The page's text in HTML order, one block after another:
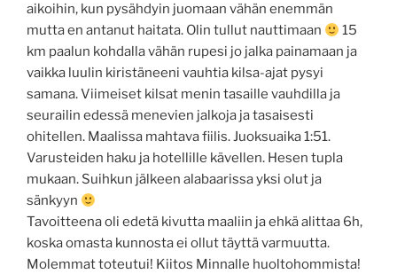
aikoihin, kun pysähdyin juomaan vähän enemmän
mutta en antanut haitata. Olin tullut nauttimaan
15
km paalun kohdalla vähän rupesi jo jalka painamaan ja
vaikka luulin kiristäneeni vauhtia kilsa-ajat pysyi
samana. Viimeiset kilsat menin tasaille vauhdilla ja
seurailin edessä menevien jalkoja ja tasaisesti
ohitellen. Maalissa mahtava fiilis. Juoksuaika 1:51.
Varusteiden haku ja hotellille kävellen. Hesen tupla
mukaan. Suihkun jälkeen alabaarissa yksi olut ja
sänkyyn
Tavoitteena oli edetä kivutta maaliin ja ehkä alittaa 6h,
koska omasta kunnosta ei ollut täyttä varmuutta.
Molemmat toteutui! Kiitos Minnalle huoltohommista!